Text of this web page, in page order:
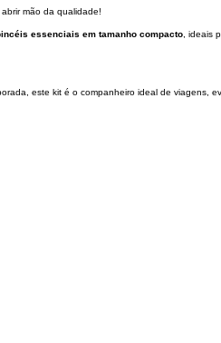
mão da qualidade!
essenciais em tamanho compacto, ideais
este kit é o companheiro ideal de viagens,